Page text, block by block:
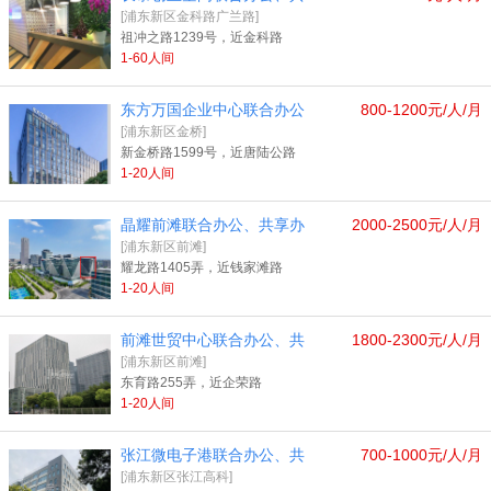
[浦东新区金科路广兰路]
祖冲之路1239号，近金科路
1-60人间
800-1200元/人/月
东方万国企业中心联合办公
[浦东新区金桥]
新金桥路1599号，近唐陆公路
1-20人间
2000-2500元/人/月
晶耀前滩联合办公、共享办
[浦东新区前滩]
耀龙路1405弄，近钱家滩路
1-20人间
1800-2300元/人/月
前滩世贸中心联合办公、共
[浦东新区前滩]
东育路255弄，近企荣路
1-20人间
700-1000元/人/月
张江微电子港联合办公、共
[浦东新区张江高科]